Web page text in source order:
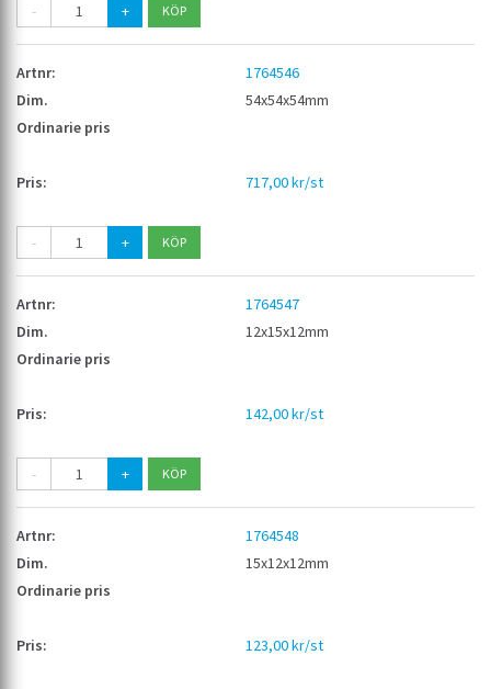
- +
1764546
54x54x54mm
717,00 kr/st
- +
1764547
12x15x12mm
142,00 kr/st
- +
1764548
15x12x12mm
123,00 kr/st